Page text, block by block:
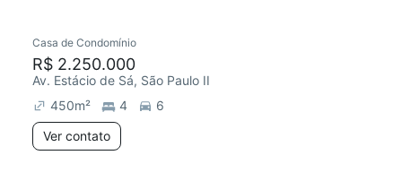
Casa de Condomínio
R$ 2.250.000
Av. Estácio de Sá, São Paulo II
450m² 4
6
Ver contato